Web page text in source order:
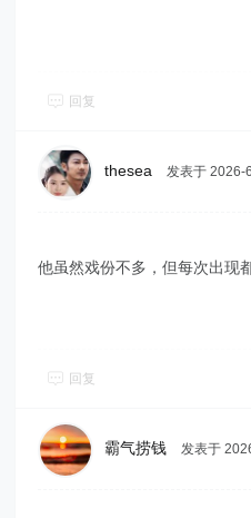
回复
thesea 发表于 2026-
他虽然戏份不多，但每次出现
回复
霸气捞钱 发表于